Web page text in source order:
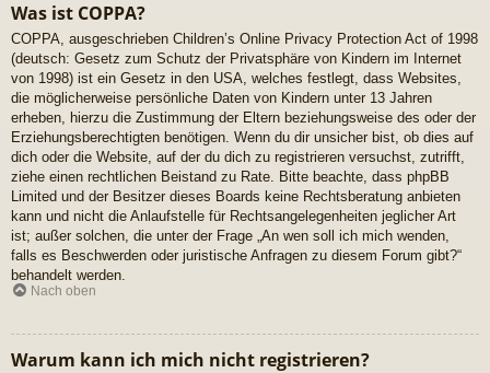
Was ist COPPA?
COPPA, ausgeschrieben Children’s Online Privacy Protection Act of 1998
(deutsch: Gesetz zum Schutz der Privatsphäre von Kindern im Internet
von 1998) ist ein Gesetz in den USA, welches festlegt, dass Websites,
die möglicherweise persönliche Daten von Kindern unter 13 Jahren
erheben, hierzu die Zustimmung der Eltern beziehungsweise des oder der
Erziehungsberechtigten benötigen. Wenn du dir unsicher bist, ob dies auf
dich oder die Website, auf der du dich zu registrieren versuchst, zutrifft,
ziehe einen rechtlichen Beistand zu Rate. Bitte beachte, dass phpBB
Limited und der Besitzer dieses Boards keine Rechtsberatung anbieten
kann und nicht die Anlaufstelle für Rechtsangelegenheiten jeglicher Art
ist; außer solchen, die unter der Frage „An wen soll ich mich wenden,
falls es Beschwerden oder juristische Anfragen zu diesem Forum gibt?“
behandelt werden.
Nach oben
Warum kann ich mich nicht registrieren?